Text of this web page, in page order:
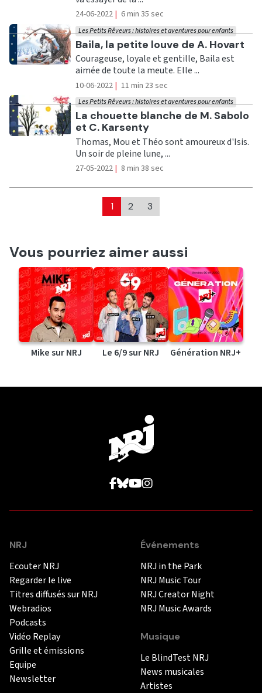
24-06-2022 | 6 min 35 sec
Ecouter
Baila, la petite louve de A. Hovart
Les Petits Rêveurs : histoires et aventures pour enfants
Courageuse, loyale et gentille, Baila est
aimée de toute la meute. Elle ...
10-06-2022 | 11 min 23 sec
Ecouter
La chouette blanche de M. Sabolo
et C. Karsenty
Les Petits Rêveurs : histoires et aventures pour enfants
Thomas, Mou et Théo sont amoureux d'Isis.
Un soir de pleine lune, ...
27-05-2022 | 8 min 38 sec
1 2 3
Vous pourriez aimer aussi
Mike sur NRJ Le 6/9 sur NRJ Génération NRJ+
NRJ
Ecouter NRJ
Regarder le live
Titres diffusés sur NRJ
Webradios
Podcasts
Vidéo Replay
Grille et émissions
Equipe
Newsletter
Événements
NRJ in the Park
NRJ Music Tour
NRJ Creator Night
NRJ Music Awards
Musique
Le BlindTest NRJ
News musicales
Artistes